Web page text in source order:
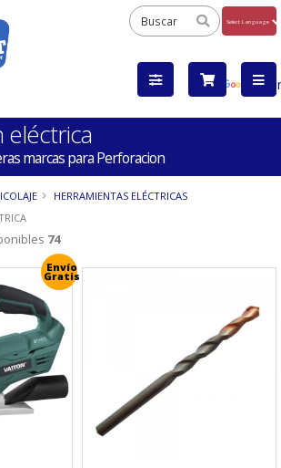
by
eléctrica
marcas para Perforacion
HERRAMIENTAS ELÉCTRICAS
74
Envío
Gratis